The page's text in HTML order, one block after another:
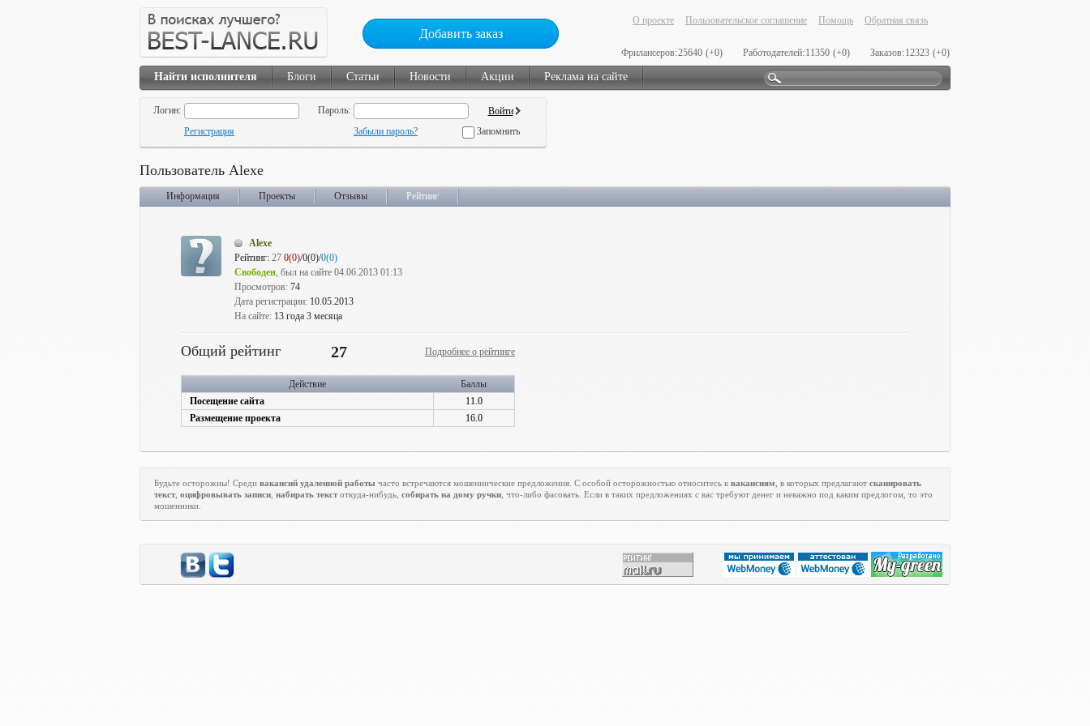
Добавить заказ
О проекте Пользовательское соглашение Помощь Обратная связь
Фрилансеров:25640 (+0) Работодателей:11350 (+0) Заказов:12323 (+0)
Найти исполнителя Блоги Статьи Новости Акции Реклама на сайте
Логин:
Пароль:
Регистрация
Забыли пароль? Запомнить
Пользователь Alexe
Информация Проекты Отзывы Рейтинг
Alexe
Рейтинг: 27 0(0)/0(0)/0(0)
Свободен, был на сайте 04.06.2013 01:13
Просмотров: 74
Дата регистрации: 10.05.2013
На сайте: 13 года 3 месяца
Общий рейтинг 27 Подробнее о рейтинге
Действие
Баллы
Посещение сайта
11.0
Размещение проекта
16.0
Будьте осторожны! Среди вакансий удаленной работы часто встречаются мошеннические предложения. С особой осторожностью относитесь к вакансиям , в которых предлагают сканировать
текст, оцифровывать записи набирать текстоткуда-нибудь, собирать на дому ручки , что-либо фасовать. Если в таких предложениях с вас требуют денег и неважно под каким предлогом, то это
мошенники.